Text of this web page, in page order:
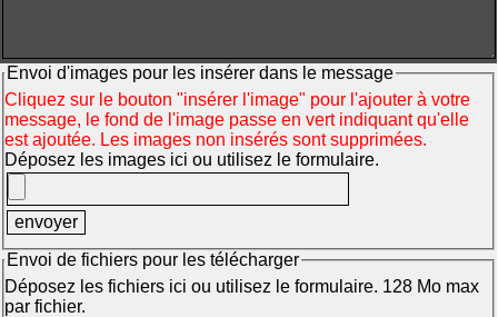
Envoi d'images pour les insérer dans le message
Cliquez sur le bouton "insérer l'image" pour l'ajouter à votre
message, le fond de l'image passe en vert indiquant qu'elle
est ajoutée. Les images non insérés sont supprimées.
Déposez les images ici ou utilisez le formulaire.
Envoi de fichiers pour les télécharger
Déposez les fichiers ici ou utilisez le formulaire. 128 Mo max
par fichier.